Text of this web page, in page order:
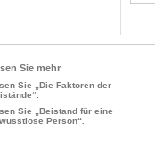
Sie mehr
Sie „Die Faktoren der
Sie „Beistand für eine
Person“.